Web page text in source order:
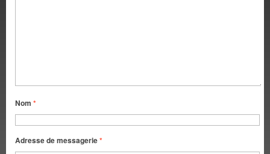
Nom *
Adresse de messagerie*